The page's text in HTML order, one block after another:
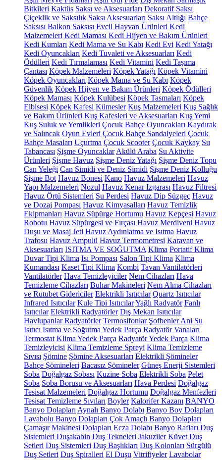
Bitkileri Kaktüs Saksı ve Aksesuarları Dekoratif Saksı
Çiçeklik ve Saksılık Saksı Aksesuarları Saksı Altlığı Bahçe
Saksısı Balkon Saksısı Evcil Hayvan Ürünleri Kedi
Malzemeleri Kedi Maması Kedi Hijyen ve Bakım Ürünleri
Kedi Kumları Kedi Mama ve Su Kabı Kedi Evi Kedi Yatağı
Kedi Oyuncakları Kedi Tuvaleti ve Aksesuarları Kedi
Ödülleri Kedi Tırmalaması Kedi Vitamini Kedi Taşıma
Çantası Köpek Malzemeleri Köpek Yatağı Köpek Vitamini
Köpek Oyuncakları Köpek Mama ve Su Kabı Köpek
Güvenlik Köpek Hijyen ve Bakım Ürünleri Köpek Ödülleri
Köpek Maması Köpek Kulübesi Köpek Tasmaları Köpek
Elbisesi Köpek Kafesi Kümesler Kuş Malzemeleri Kuş Sağlık
ve Bakım Ürünleri Kuş Kafesleri ve Aksesuarları Kuş Yemi
Kuş Suluk ve Yemlikleri Çocuk Bahçe Oyuncakları Kaydırak
ve Salıncak Oyun Evleri Çocuk Bahçe Sandalyeleri Çocuk
Bahçe Masaları Uçurtma Çocuk Scooter Çocuk Kaykay Su
Tabancası Şişme Oyuncaklar Akülü Araba Su Aktivite
Ürünleri Şişme Havuz Şişme Deniz Yatağı Şişme Deniz Topu
Can Yeleği Can Simidi ve Deniz Simidi Şişme Deniz Kolluğu
Şişme Bot Havuz Bonesi Kano Havuz Malzemeleri Havuz
Yapı Malzemeleri Nozul Havuz Kenar Izgarası Havuz Filtresi
Havuz Örtü Sistemleri Su Perdesi Havuz Dip Süzgeç Havuz
ve Dozaj Pompası Havuz Kimyasalları Havuz Temizlik
Ekipmanları Havuz Süpürge Hortumu Havuz Kepçesi Havuz
Robotu Havuz Süpürgesi ve Fırçası Havuz Merdiveni Havuz
Duşu ve Masaj Jeti Havuz Aydınlatma ve Isıtma Havuz
Trafosu Havuz Ampulü Havuz Termometresi Karavan ve
Aksesuarları ISITMA VE SOĞUTMA Klima Portatif Klima
Duvar Tipi Klima Isı Pompası Salon Tipi Klima Klima
Kumandası Kaset Tipi Klima Kombi Tavan Vantilatörleri
Vantilatörler Hava Temizleyiciler Nem Cihazları Hava
Temizleme Cihazları Buhar Makineleri Nem Alma Cihazları
ve Rutubet Gidericiler Elektrikli Isıtıcılar Quartz Isıtıcılar
Infrared Isıtıcılar Kule Tipi IsıtıcılarYağlı Radyatör Fanlı
Isıtıcılar Elektrikli Radyatörler Dış Mekan Isıtıcılar
Havlupanlar Radyatörler Termosifonlar Şofbenler Ani Su
Isıtıcı Isıtma ve Soğutma Yedek Parça Radyatör Vanaları
Termostat Klima Yedek Parça Radyatör Yedek Parça Klima
Temizleyicisi Klima Temizleme Spreyi Klima Temizleme
Sıvısı Şömine Şömine Aksesuarları Elektrikli Şömineler
Bahçe Şömineleri Bacasız Şömineler Güneş Enerji Sistemleri
Soba Doğalgaz Sobası Kuzine Soba Elektrikli Soba Pelet
Soba Soba Borusu ve Aksesuarları Hava Perdesi Doğalgaz
Tesisat Malzemeleri Doğalgaz Hortumu Doğalgaz Menfezleri
Tesisat Temizleme Sıvıları Boyler Kalorifer Kazanı BANYO
Banyo Dolapları Aynalı Banyo Dolabı Banyo Boy Dolapları
Lavabolu Banyo Dolapları Çok Amaçlı Banyo Dolapları
Çamaşır Makinesi Dolapları Ecza Dolabı Banyo Rafları Duş
Sistemleri Duşakabin Duş Tekneleri Jakuziler Küvet Duş
Setleri Duş Sistemleri Duş Başlıkları Duş Kolonları Sürgülü
Duş Setleri Duş Spiralleri El Duşu Vitrifiyeler Lavabolar